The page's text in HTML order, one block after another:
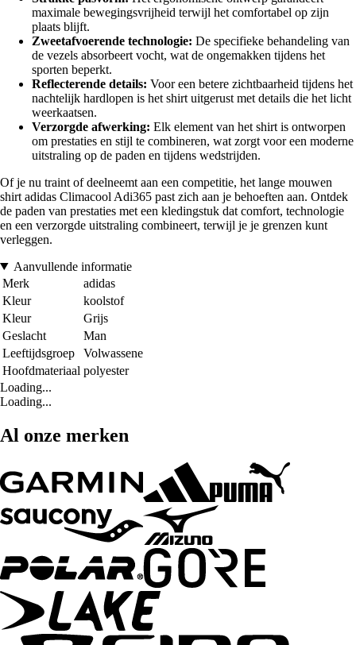
maximale bewegingsvrijheid terwijl het comfortabel op zijn
plaats blijft.
Zweetafvoerende technologie: De specifieke behandeling van
de vezels absorbeert vocht, wat de ongemakken tijdens het
sporten beperkt.
Reflecterende details: Voor een betere zichtbaarheid tijdens het
nachtelijk hardlopen is het shirt uitgerust met details die het licht
weerkaatsen.
Verzorgde afwerking: Elk element van het shirt is ontworpen
om prestaties en stijl te combineren, wat zorgt voor een moderne
uitstraling op de paden en tijdens wedstrijden.
Of je nu traint of deelneemt aan een competitie, het lange mouwen
shirt adidas Climacool Adi365 past zich aan je behoeften aan. Ontdek
de paden van prestaties met een kledingstuk dat comfort, technologie
en een verzorgde uitstraling combineert, terwijl je je grenzen kunt
verleggen.
Aanvullende informatie
Merk
adidas
Kleur
koolstof
Kleur
Grijs
Geslacht
Man
Leeftijdsgroep
Volwassene
Hoofdmateriaal polyester
Loading...
Loading...
Al onze merken